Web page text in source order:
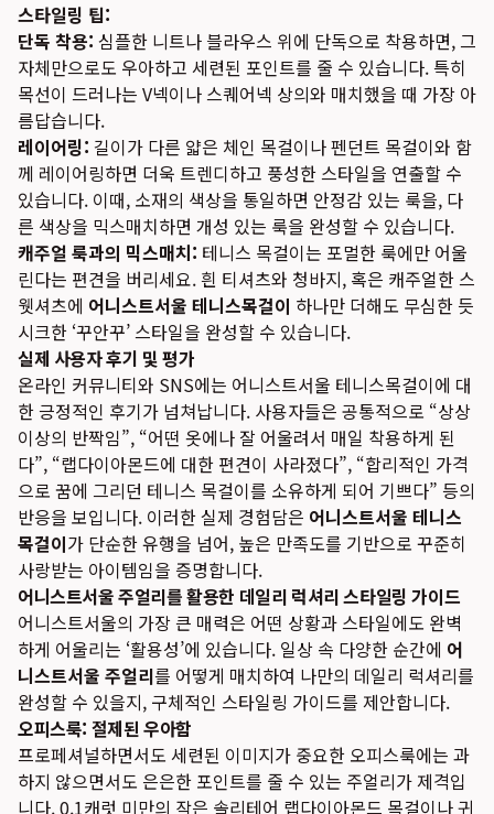
스타일링 팁:
단독 착용: 심플한 니트나 블라우스 위에 단독으로 착용하면, 그
자체만으로도 우아하고 세련된 포인트를 줄 수 있습니다. 특히
목선이 드러나는 V넥이나 스퀘어넥 상의와 매치했을 때 가장 아
름답습니다.
레이어링: 길이가 다른 얇은 체인 목걸이나 펜던트 목걸이와 함
께 레이어링하면 더욱 트렌디하고 풍성한 스타일을 연출할 수
있습니다. 이때, 소재의 색상을 통일하면 안정감 있는 룩을, 다
른 색상을 믹스매치하면 개성 있는 룩을 완성할 수 있습니다.
캐주얼 룩과의 믹스매치: 테니스 목걸이는 포멀한 룩에만 어울
린다는 편견을 버리세요. 흰 티셔츠와 청바지, 혹은 캐주얼한 스
웻셔츠에 어니스트서울 테니스목걸이 하나만 더해도 무심한 듯
시크한 ‘꾸안꾸’ 스타일을 완성할 수 있습니다.
실제 사용자 후기 및 평가
온라인 커뮤니티와 SNS에는 어니스트서울 테니스목걸이에 대
한 긍정적인 후기가 넘쳐납니다. 사용자들은 공통적으로 “상상
이상의 반짝임”, “어떤 옷에나 잘 어울려서 매일 착용하게 된
다”, “랩다이아몬드에 대한 편견이 사라졌다”, “합리적인 가격
으로 꿈에 그리던 테니스 목걸이를 소유하게 되어 기쁘다” 등의
반응을 보입니다. 이러한 실제 경험담은 어니스트서울 테니스
목걸이가 단순한 유행을 넘어, 높은 만족도를 기반으로 꾸준히
사랑받는 아이템임을 증명합니다.
어니스트서울 주얼리를 활용한 데일리 럭셔리 스타일링 가이드
어니스트서울의 가장 큰 매력은 어떤 상황과 스타일에도 완벽
하게 어울리는 ‘활용성’에 있습니다. 일상 속 다양한 순간에 어
니스트서울 주얼리를 어떻게 매치하여 나만의 데일리 럭셔리를
완성할 수 있을지, 구체적인 스타일링 가이드를 제안합니다.
오피스룩: 절제된 우아함
프로페셔널하면서도 세련된 이미지가 중요한 오피스룩에는 과
하지 않으면서도 은은한 포인트를 줄 수 있는 주얼리가 제격입
니다. 0.1캐럿 미만의 작은 솔리테어 랩다이아몬드 목걸이나 귀